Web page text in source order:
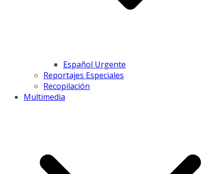
Español Urgente
Reportajes Especiales
Recopilación
Multimedia